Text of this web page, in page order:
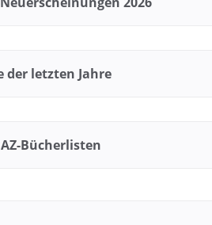
der letzten Jahre
Bücherlisten